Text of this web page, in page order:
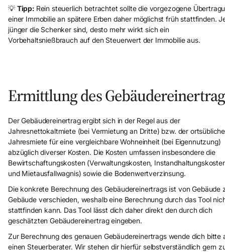
💡 Tipp:Rein steuerlich betrachtet sollte die vorgezogene
einer Immobilie an spätere Erben daher möglichst früh stattfinden.
jünger die Schenker sind, desto mehr wirkt sich ein
Vorbehaltsnießbrauch auf den Steuerwert der Immobilie aus.
Ermittlung des
Der Gebäudereinertrag ergibt sich in der Regel aus der
Jahresnettokaltmiete (bei Vermietung an Dritte) bzw. der
Jahresmiete für eine vergleichbare Wohneinheit (bei Eigennutzung)
abzüglich diverser Kosten. Die Kosten umfassen insbesondere die
Bewirtschaftungskosten (Verwaltungskosten,
und Mietausfallwagnis) sowie die Bodenwertverzinsung.
Die konkrete Berechnung des Gebäudereinertrags ist von Gebäude
Gebäude verschieden, weshalb eine Berechnung durch das Tool
stattfinden kann. Das Tool lässt dich daher direkt den durch dich
geschätzten Gebäudereinertrag eingeben.
Zur Berechnung des genauen Gebäudereinertrags wende dich bitte
einen Steuerberater. Wir stehen dir hierfür selbstverständlich gern